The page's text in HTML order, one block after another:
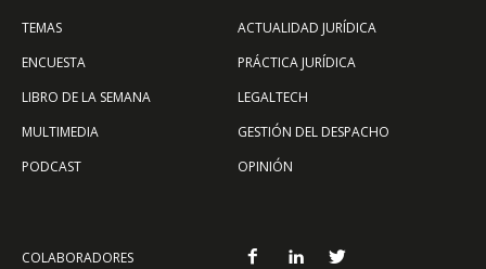
TEMAS
ENCUESTA
LIBRO DE LA SEMANA
MULTIMEDIA
PODCAST
ACTUALIDAD JURÍDICA
PRÁCTICA JURÍDICA
LEGALTECH
GESTIÓN DEL DESPACHO
OPINIÓN
COLABORADORES